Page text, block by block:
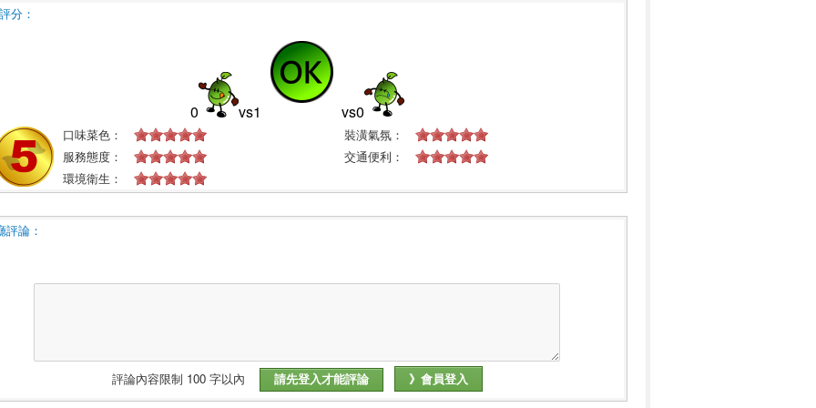
分：
0 vs1 vs0
口味菜色：
裝潢氣氛：
服務態度：
交通便利：
環境衛生：
評論：
評論內容限制 100 字以內 》會員登入